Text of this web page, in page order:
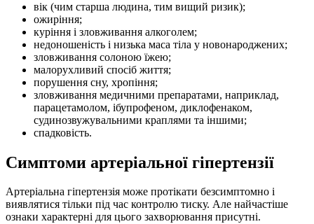
вік (чим старша людина, тим вищий ризик);
ожиріння;
куріння і зловживання алкоголем;
недоношеність і низька маса тіла у новонароджених;
зловживання солоною їжею;
малорухливий спосіб життя;
порушення сну, хропіння;
зловживання медичними препаратами, наприклад,
парацетамолом, ібупрофеном, диклофенаком,
судинозвужувальними краплями та іншими;
спадковість.
Симптоми артеріальної гіпертензії
Артеріальна гіпертензія може протікати безсимптомно і
виявлятися тільки під час контролю тиску. Але найчастіше
ознаки характерні для цього захворювання присутні.